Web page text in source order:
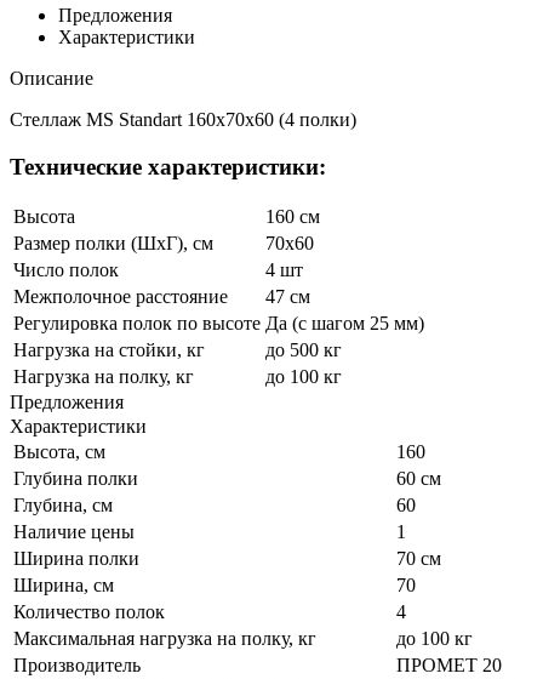
Предложения
Характеристики
Описание
Стеллаж MS Standart 160x70x60 (4 полки)
Технические характеристики:
Высота
160 см
Размер полки (ШхГ), см
70x60
Число полок
4 шт
Межполочное расстояние
47 см
Регулировка полок по высоте Да (с шагом 25 мм)
Нагрузка на стойки, кг
до 500 кг
Нагрузка на полку, кг
до 100 кг
Предложения
Характеристики
Высота, см
160
Глубина полки
60 см
Глубина, см
60
Наличие цены
1
Ширина полки
70 см
Ширина, см
70
Количество полок
4
Максимальная нагрузка на полку, кг
до 100 кг
Производитель
ПРОМЕТ 20